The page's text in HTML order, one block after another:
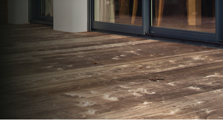
07 83 35 69 17
MON DEVIS MOTEUR
Voir tous nos produits